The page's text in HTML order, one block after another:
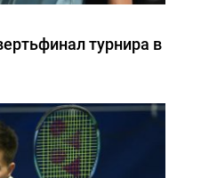
турнира в